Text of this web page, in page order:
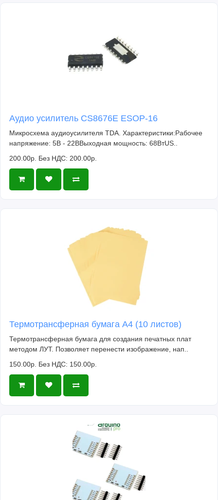
Аудио усилитель CS8676E ESOP-16
Микросхема аудиоусилителя TDA. Характеристики:Рабочее
напряжение: 5В - 22ВВыходная мощность: 68ВтUS..
200.00р. Без НДС: 200.00р.
Термотрансферная бумага А4 (10 листов)
Термотрансферная бумага для создания печатных плат
методом ЛУТ. Позволяет перенести изображение, нап..
150.00р. Без НДС: 150.00р.